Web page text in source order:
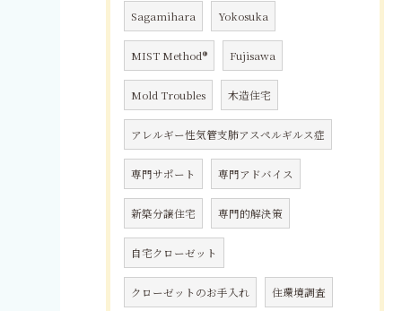
Sagamihara Yokosuka
MIST Method® Fujisawa
Mold Troubles 木造住宅
アレルギー性気管支肺アスペルギルス症
専門サポート 専門アドバイス
新築分譲住宅 専門的解決策
自宅クローゼット
クローゼットのお手入れ 住環境調査